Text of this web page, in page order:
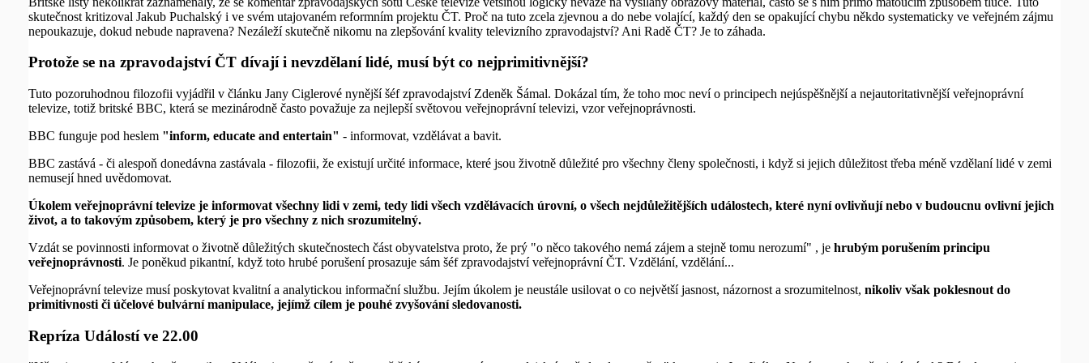
skutečnost kritizoval Jakub Puchalský i ve svém utajovaném reformním projektu ČT. Proč na tuto zcela zjevnou a do nebe volající, každý den se opakující chybu někdo systematicky ve veřejném zájmu
nepoukazuje, dokud nebude napravena? Nezáleží skutečně nikomu na zlepšování kvality televizního zpravodajství? Ani Radě ČT? Je to záhada.
Protože se na zpravodajství ČT dívají i nevzdělaní lidé, musí být co nejprimitivnější?
Tuto pozoruhodnou filozofii vyjádřil v článku Jany Ciglerové nynější šéf zpravodajství Zdeněk Šámal. Dokázal tím, že toho moc neví o principech nejúspěšnější a nejautoritativnější veřejnoprávní
televize, totiž britské BBC, která se mezinárodně často považuje za nejlepší světovou veřejnoprávní televizi, vzor veřejnoprávnosti.
BBC funguje pod heslem "inform, educate and entertain" - informovat, vzdělávat a bavit.
BBC zastává - či alespoň donedávna zastávala - filozofii, že existují určité informace, které jsou životně důležité pro všechny členy společnosti, i když si jejich důležitost třeba méně vzdělaní lidé v zemi
nemusejí hned uvědomovat.
Úkolem veřejnoprávní televize je informovat všechny lidi v zemi, tedy lidi všech vzdělávacích úrovní, o všech nejdůležitějších událostech, které nyní ovlivňují nebo v budoucnu ovlivní jejich
život, a to takovým způsobem, který je pro všechny z nich srozumitelný.
Vzdát se povinnosti informovat o životně důležitých skutečnostech část obyvatelstva proto, že prý "o něco takového nemá zájem a stejně tomu nerozumí" , je hrubým porušením principu
veřejnoprávnosti. Je poněkud pikantní, když toto hrubé porušení prosazuje sám šéf zpravodajství veřejnoprávní ČT. Vzdělání, vzdělání...
Veřejnoprávní televize musí poskytovat kvalitní a analytickou informační službu. Jejím úkolem je neustále usilovat o co největší jasnost, názornost a srozumitelnost, nikoliv však poklesnout do
primitivnosti či účelové bulvární manipulace, jejímž cílem je pouhé zvyšování sledovanosti.
Repríza Událostí ve 22.00